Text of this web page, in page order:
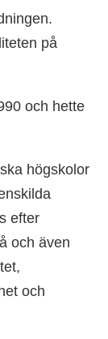
på
och hette
högskolor
efter
och även
och